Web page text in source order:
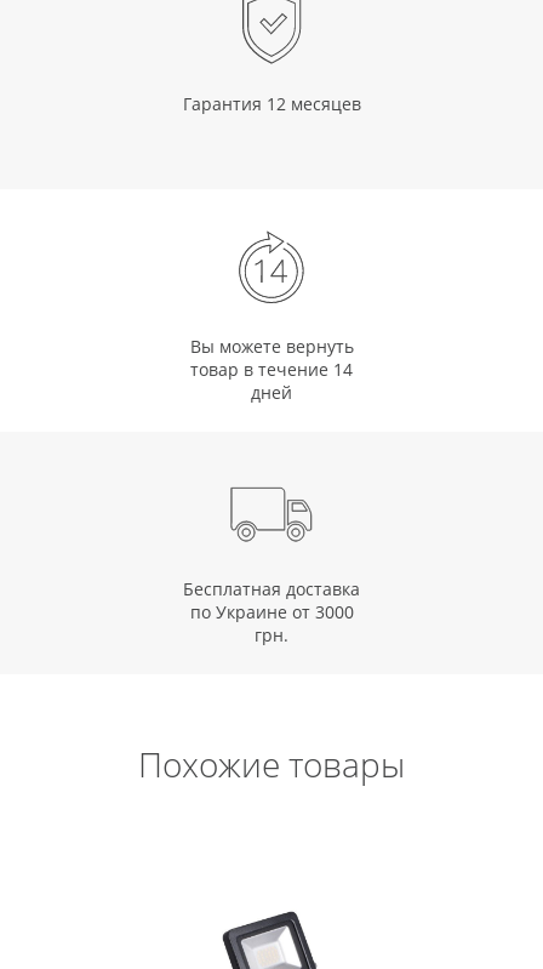
Гарантия 12 месяцев
Вы можете вернуть
товар в течение 14
дней
Бесплатная доставка
по Украине от 3000
грн.
Похожие товары